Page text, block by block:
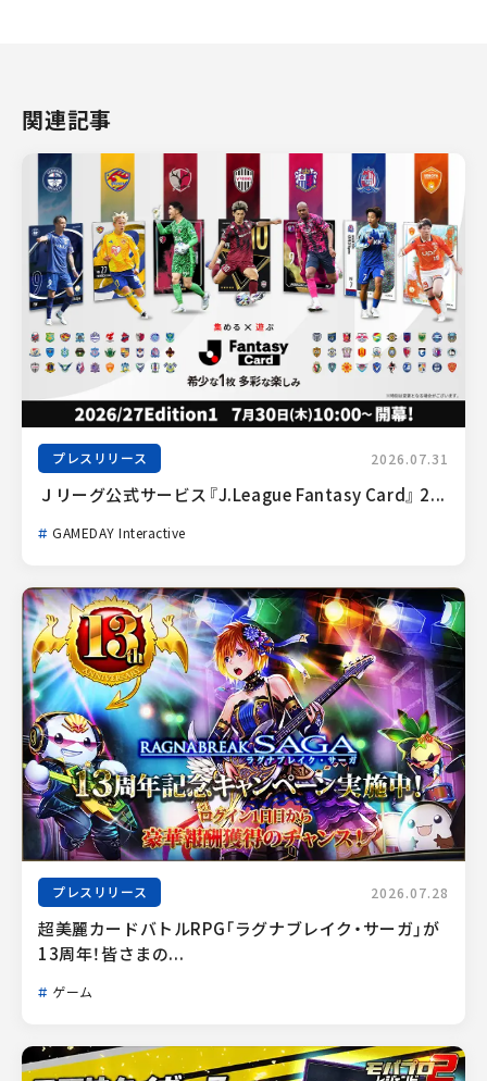
関連記事
プレスリリース 2026.07.31
Ｊリーグ公式サービス『J.League Fantasy Card』 2...
GAMEDAY Interactive
プレスリリース 2026.07.28
超美麗カードバトルRPG「ラグナブレイク・サーガ」が
13周年！皆さまの...
ゲーム